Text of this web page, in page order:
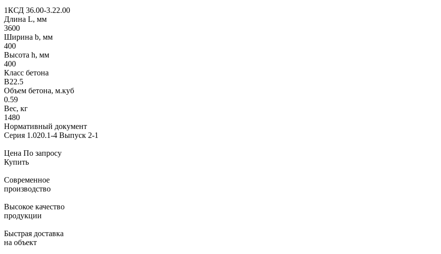
1КСД 36.00-3.22.00
Длина L, мм
3600
Ширина b, мм
400
Высота h, мм
400
Класс бетона
В22.5
Объем бетона, м.куб
0.59
Вес, кг
1480
Нормативный документ
Серия 1.020.1-4 Выпуск 2-1
Цена По запросу
Купить
Современное
производство
Высокое качество
продукции
Быстрая доставка
на объект